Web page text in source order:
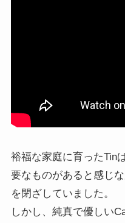
裕福な家庭に育ったTin
要なものがあると感じ
を閉ざしていました。
しかし、純真で優しい